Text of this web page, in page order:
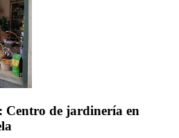
Centro de jardinería en